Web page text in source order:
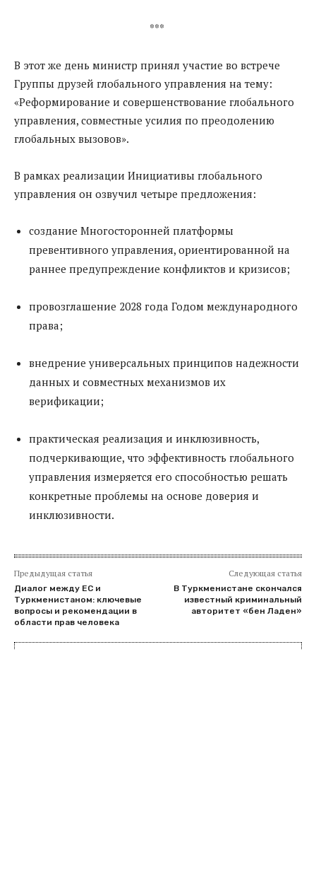
***
В этот же день министр принял участие во встрече
Группы друзей глобального управления на тему:
«Реформирование и совершенствование глобального
управления, совместные усилия по преодолению
глобальных вызовов».
В рамках реализации Инициативы глобального
управления он озвучил четыре предложения:
создание Многосторонней платформы
превентивного управления, ориентированной на
раннее предупреждение конфликтов и кризисов;
провозглашение 2028 года Годом международного
права;
внедрение универсальных принципов надежности
данных и совместных механизмов их
верификации;
практическая реализация и инклюзивность,
подчеркивающие, что эффективность глобального
управления измеряется его способностью решать
конкретные проблемы на основе доверия и
инклюзивности.
Предыдущая статья
Диалог между ЕС и
Туркменистаном: ключевые
вопросы и рекомендации в
области прав человека
Следующая статья
В Туркменистане скончался
известный криминальный
авторитет «бен Ладен»